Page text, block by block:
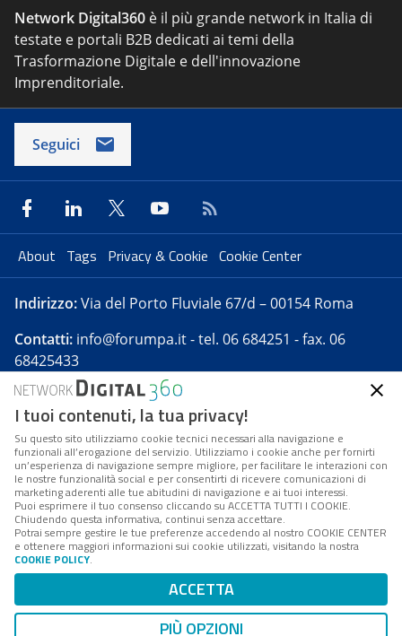
Network Digital360 è il più grande network in Italia di
testate e portali B2B dedicati ai temi della
Trasformazione Digitale e dell'innovazione
Imprenditoriale.
Seguici
About Tags Privacy & Cookie Cookie Center
Indirizzo:Via del Porto Fluviale 67/d – 00154 Roma
Contatti: info@forumpa.it- tel. 06 684251 - fax. 06
68425433
Forumpa.itè una pubblicazione telematica iscritta
presso Registro della stampa del Tribunale di Roma -
Reg. n. 182 del 2 maggio 2008 - Direttore resp. Michela
Stentella
FPA s.r.l. è società soggetta a Direzione e
Coordinamento da parte di Digital360 S.p.A. - FPA s.r.l.
è un'azienda certificata per il sistema di management
Codice Fiscale/Partita IVA n. 10693191008 - R.E.A. Roma
n. 1249791. ISP AWS
Mappa del sito
I tuoi contenuti, la tua privacy!
Su questo sito utilizziamo cookie tecnici necessari alla navigazione e
funzionali all’erogazione del servizio. Utilizziamo i cookie anche per fornirti
un’esperienza di navigazione sempre migliore, per facilitare le interazioni con
le nostre funzionalità social e per consentirti di ricevere comunicazioni di
marketing aderenti alle tue abitudini di navigazione e ai tuoi interessi.
Puoi esprimere il tuo consenso cliccando su ACCETTA TUTTI I COOKIE.
Chiudendo questa informativa, continui senza accettare.
Potrai sempre gestire le tue preferenze accedendo al nostro COOKIE CENTER
e ottenere maggiori informazioni sui cookie utilizzati, visitando la nostra
COOKIE POLICY.
ACCETTA
PIÙ OPZIONI